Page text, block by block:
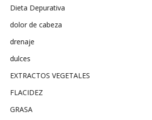
Dieta Depurativa
dolor de cabeza
drenaje
dulces
EXTRACTOS VEGETALES
FLACIDEZ
GRASA